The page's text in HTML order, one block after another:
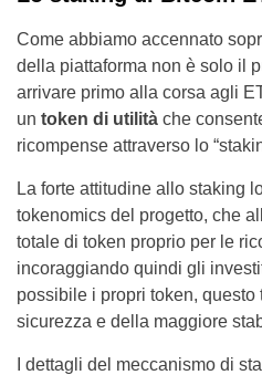
Come abbiamo accennato
della piattaforma non è solo il
arrivare primo alla corsa agli
un token di utilità che
ricompense attraverso lo
La forte attitudine allo staking
tokenomics del progetto, che
totale di token proprio per le
incoraggiando quindi gli
possibile i propri token, questo
sicurezza e della maggiore
I dettagli del meccanismo di